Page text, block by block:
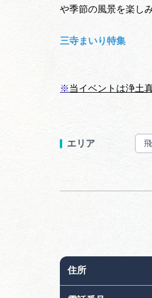
や季節の風景を楽し
三寺まいり特集
※当イベントは浄土
エリア
住所